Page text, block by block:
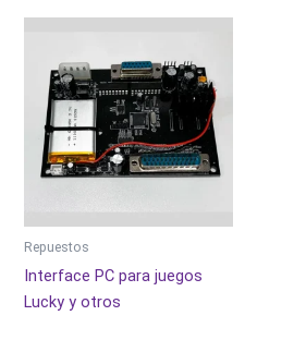
Repuestos
Interface PC para juegos
Lucky y otros